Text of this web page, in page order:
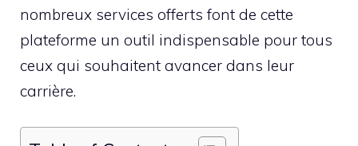
nombreux services offerts font de cette
plateforme un outil indispensable pour tous
ceux qui souhaitent avancer dans leur
carrière.